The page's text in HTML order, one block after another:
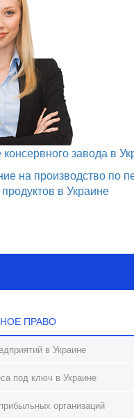
завода в
на производство по
в Украине
ПРАВО
в Украине
под ключ в Украине
организаций